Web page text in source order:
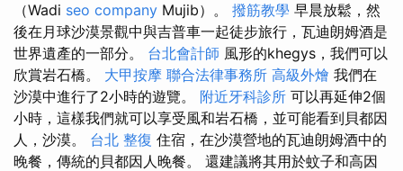
（Wadi seo company Mujib）。 撥筋教學 早晨放鬆，然
後在月球沙漠景觀中與吉普車一起徒步旅行，瓦迪朗姆酒是
世界遺產的一部分。 台北會計師 風形的khegys，我們可以
欣賞岩石橋。 大甲按摩 聯合法律事務所 高級外燴 我們在
沙漠中進行了2小時的遊覽。 附近牙科診所 可以再延伸2個
小時，這樣我們就可以享受風和岩石橋，並可能看到貝都因
人，沙漠。 台北 整復 住宿，在沙漠營地的瓦迪朗姆酒中的
晚餐，傳統的貝都因人晚餐。 還建議將其用於蚊子和高因